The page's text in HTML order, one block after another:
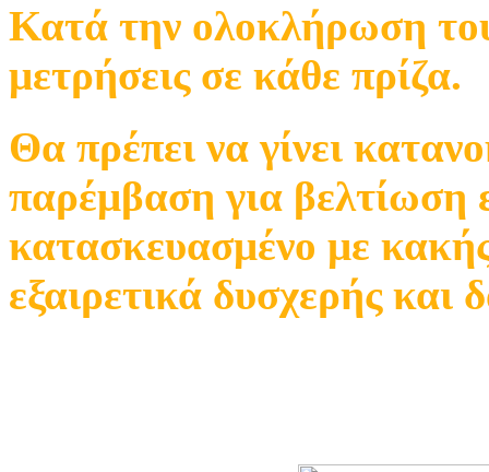
Κατά την ολοκλήρωση
μετρήσεις σε κάθε πρίζα.
Θα πρέπει να γίνει
παρέμβαση για βελτίωση
κατασκευασμένο με
εξαιρετικά δυσχερής και